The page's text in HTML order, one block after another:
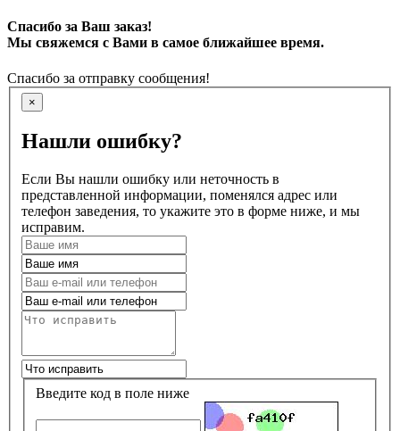
Спасибо за Ваш заказ!
Мы свяжемся с Вами в самое ближайшее время.
Спасибо за отправку сообщения!
×
Нашли ошибку?
Если Вы нашли ошибку или неточность в
представленной информации, поменялся адрес или
телефон заведения, то укажите это в форме ниже, и мы
исправим.
Введите код в поле ниже